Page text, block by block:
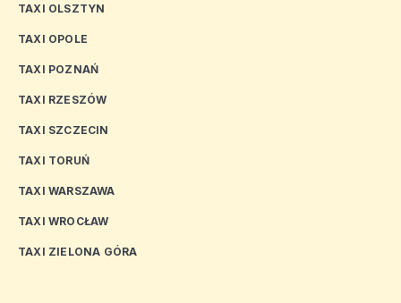
TAXI OLSZTYN
TAXI OPOLE
TAXI POZNAŃ
TAXI RZESZÓW
TAXI SZCZECIN
TAXI TORUŃ
TAXI WARSZAWA
TAXI WROCŁAW
TAXI ZIELONA GÓRA